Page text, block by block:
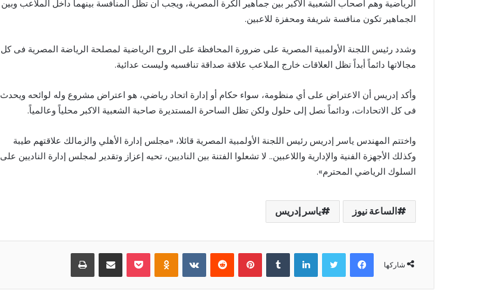
الرياضية وهم أصحاب الشعبية الأكبر بين جماهير الكرة المصرية، ويجب أن تظل المنافسة بينهما داخل الملاعب وبين
الجماهير تكون منافسة شريفة ومحفزة للاعبين.
وشدد رئيس اللجنة الأولمبية المصرية على ضرورة المحافظة على الروح الرياضية لمصلحة الرياضة المصرية فى كل
مجالاتها دائماً أبداً تظل العلاقات خارج الملاعب علاقة صداقة تنافسيه وليست عدائية.
وأكد إدريس أن الاعتراض على أي منظومة، سواء حكام أو إدارة اتحاد رياضي، هو اعتراض مشروع وله لوائحه ويحدث
فى كل الاتحادات، ودائماً نصل إلى حلول ولكن تظل الساحرة المستديرة صاحبة الشعبية الاكبر محلياً وعالمياً.
واختتم المهندس ياسر إدريس رئيس اللجنة الأولمبية المصرية قائلا، «مجلس إدارة الأهلي والزمالك علاقتهم طيبة
وكذلك الأجهزة الفنية والإدارية واللاعبين.. لا تشعلوا الفتنة بين الناديين، تحيه إعزاز وتقدير لمجلس إدارة الناديين على
السلوك الرياضي المحترم».
الساعة نيوز ياسر إدريس
شاركها
فيسبوكتويتر لينكدإن بينتيريست Odnoklassniki
بوكيت مشاركة عبر البريد طباعة